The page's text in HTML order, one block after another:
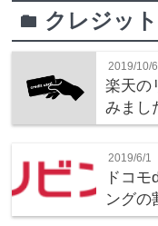
folder クレジッ
2019/10/6
楽天の
みまし
2019/6/1
ドコ
ングの